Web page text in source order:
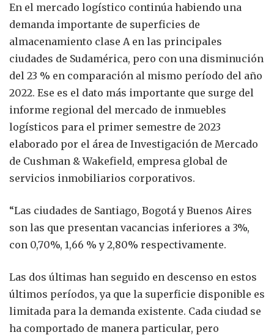
En el mercado logístico continúa habiendo una
demanda importante de superficies de
almacenamiento clase A en las principales
ciudades de Sudamérica, pero con una disminución
del 23 % en comparación al mismo período del año
2022. Ese es el dato más importante que surge del
informe regional del mercado de inmuebles
logísticos para el primer semestre de 2023
elaborado por el área de Investigación de Mercado
de Cushman & Wakefield, empresa global de
servicios inmobiliarios corporativos.
“Las ciudades de Santiago, Bogotá y Buenos Aires
son las que presentan vacancias inferiores a 3%,
con 0,70%, 1,66 % y 2,80% respectivamente.
Las dos últimas han seguido en descenso en estos
últimos períodos, ya que la superficie disponible es
limitada para la demanda existente. Cada ciudad se
ha comportado de manera particular, pero